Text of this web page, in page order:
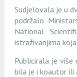
Sudjelovala je u
podržalo
National
istraživanjima
Publicirala je više
bila je i koautor ili